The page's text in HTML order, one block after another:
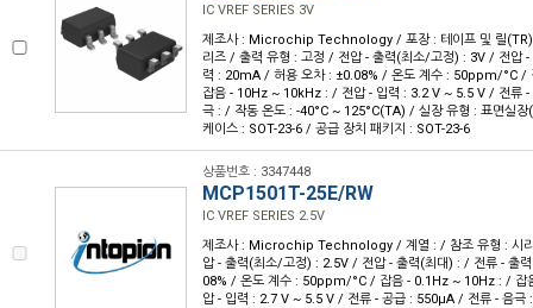
IC VREF SERIES 3V
제조사 : Microchip Technology / 포장 : 테이프 및 릴
리즈 / 출력 유형 : 고정 / 전압 - 출력(최소/고정) : 3V / 전압
력 : 20mA / 허용 오차 : ±0.08% / 온도 계수 : 50ppm/°C /
잡음 - 10Hz ~ 10kHz : / 전압 - 입력 : 3.2 V ~ 5.5 V / 전류
극 : / 작동 온도 : -40°C ~ 125°C(TA) / 실장 유형 : 표면실
케이스 : SOT-23-6 / 공급 장치 패키지 : SOT-23-6
상품번호 : 3347448
MCP1501T-25E/RW
IC VREF SERIES 2.5V
제조사 : Microchip Technology / 계열 : / 참조 유형 : 시
압 - 출력(최소/고정) : 2.5V / 전압 - 출력(최대) : / 전류 - 출
08% / 온도 계수 : 50ppm/°C / 잡음 - 0.1Hz ~ 10Hz : / 잡
압 - 입력 : 2.7 V ~ 5.5 V / 전류 - 공급 : 550µA / 전류 - 음극